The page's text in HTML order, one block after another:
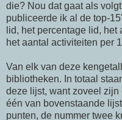
die? Nou dat gaat als
publiceerde ik al de top-
lid, het percentage lid,
het aantal activiteiten per
Van elk van deze
bibliotheken. In totaal
deze lijst, want zoveel
één van bovenstaande
punten, de nummer twee